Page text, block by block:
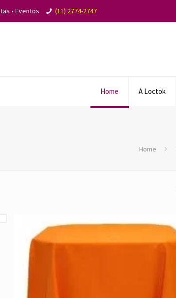
• Eventos (11) 2774-2747
Home A Loctok
Home